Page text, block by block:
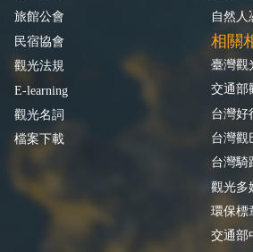
旅館公會
民宿協會
觀光法規
E-learning
觀光名詞
檔案下載
自然人
相關
臺灣觀
交通部
台灣好
台灣觀
台灣騎
觀光多
環保標
交通部